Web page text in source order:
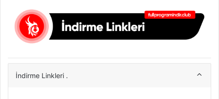
İndirme Linkleri .